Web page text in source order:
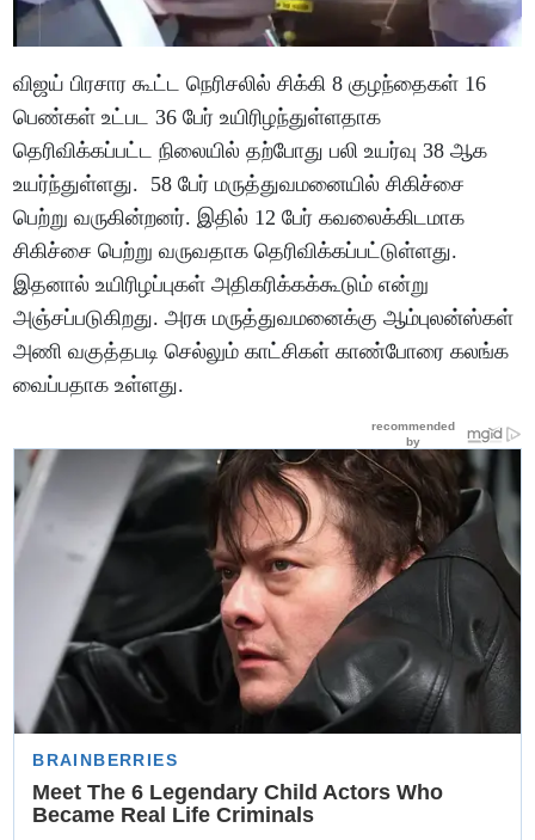
விஜய் பிரசார கூட்ட நெரிசலில் சிக்கி 8 குழந்தைகள் 16
பெண்கள் உட்பட 36 பேர் உயிரிழந்துள்ளதாக
தெரிவிக்கப்பட்ட நிலையில் தற்போது பலி உயர்வு 38 ஆக
உயர்ந்துள்ளது. 58 பேர் மருத்துவமனையில் சிகிச்சை
பெற்று வருகின்றனர். இதில் 12 பேர் கவலைக்கிடமாக
சிகிச்சை பெற்று வருவதாக தெரிவிக்கப்பட்டுள்ளது.
இதனால் உயிரிழப்புகள் அதிகரிக்கக்கூடும் என்று
அஞ்சப்படுகிறது. அரசு மருத்துவமனைக்கு ஆம்புலன்ஸ்கள்
அணி வகுத்தபடி செல்லும் காட்சிகள் காண்போரை கலங்க
வைப்பதாக உள்ளது.